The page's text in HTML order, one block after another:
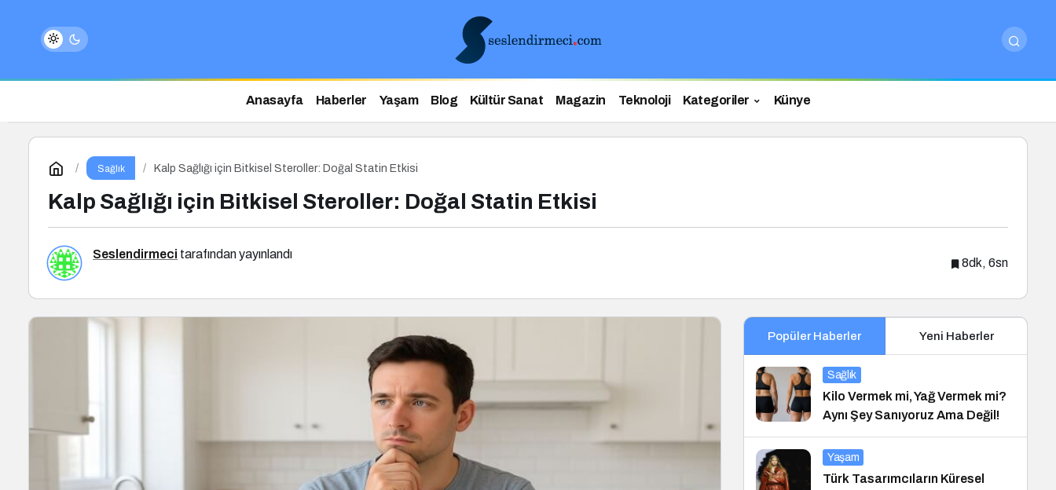
Anasayfa Haberler Yaşam Blog Kültür Sanat Magazin Teknoloji Kategoriler Künye
Sağlık Kalp Sağlığı için Bitkisel Steroller: Doğal Statin Etkisi
Kalp Sağlığı için Bitkisel Steroller: Doğal Statin Etkisi
Seslendirmeci tarafından yayınlandı
8dk, 6sn
Popüler Haberler Yeni Haberler
Sağlık
Kilo Vermek mi, Yağ Vermek mi?
Aynı Şey Sanıyoruz Ama Değil!
Yaşam
Türk Tasarımcıların Küresel